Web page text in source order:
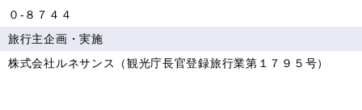
０-８７４４
旅行主企画・実施
株式会社ルネサンス（観光庁長官登録旅行業第１７９５号）